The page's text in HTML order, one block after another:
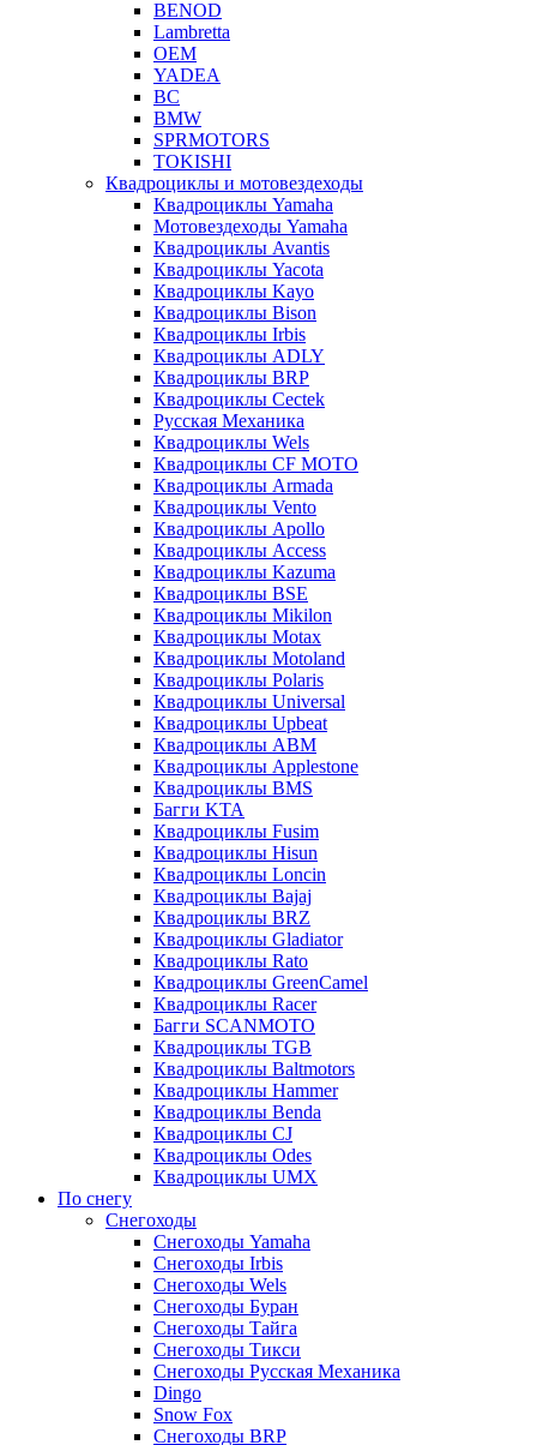
BENOD
Lambretta
OEM
YADEA
BC
BMW
SPRMOTORS
TOKISHI
Квадроциклы и мотовездеходы
Квадроциклы Yamaha
Мотовездеходы Yamaha
Квадроциклы Avantis
Квадроциклы Yacota
Квадроциклы Kayo
Квадроциклы Bison
Квадроциклы Irbis
Квадроциклы ADLY
Квадроциклы BRP
Квадроциклы Cectek
Русская Механика
Квадроциклы Wels
Квадроциклы CF MOTO
Квадроциклы Armada
Квадроциклы Vento
Квадроциклы Apollo
Квадроциклы Access
Квадроциклы Kazuma
Квадроциклы BSE
Квадроциклы Mikilon
Квадроциклы Motax
Квадроциклы Motoland
Квадроциклы Polaris
Квадроциклы Universal
Квадроциклы Upbeat
Квадроциклы ABM
Квадроциклы Applestone
Квадроциклы BMS
Багги KTA
Квадроциклы Fusim
Квадроциклы Hisun
Квадроциклы Loncin
Квадроциклы Bajaj
Квадроциклы BRZ
Квадроциклы Gladiator
Квадроциклы Rato
Квадроциклы GreenCamel
Квадроциклы Racer
Багги SCANMOTO
Квадроциклы TGB
Квадроциклы Baltmotors
Квадроциклы Hammer
Квадроциклы Benda
Квадроциклы CJ
Квадроциклы Odes
Квадроциклы UMX
По снегу
Снегоходы
Снегоходы Yamaha
Снегоходы Irbis
Снегоходы Wels
Снегоходы Буран
Снегоходы Тайга
Снегоходы Тикси
Снегоходы Русская Механика
Dingo
Snow Fox
Снегоходы BRP